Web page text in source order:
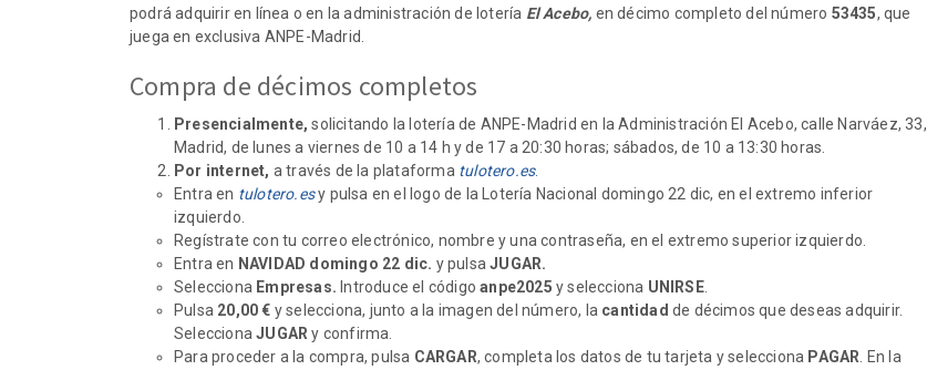
podrá adquirir en línea o en la administración de lotería El Acebo, en décimo completo del número 53435, que
juega en exclusiva ANPE-Madrid.
Compra de décimos completos
Presencialmente, solicitando la lotería de ANPE-Madrid en la Administración El Acebo, calle Narváez, 33,
Madrid, de lunes a viernes de 10 a 14 h y de 17 a 20:30 horas; sábados, de 10 a 13:30 horas.
Por internet, a través de la plataforma tulotero.es.
Entra en tulotero.esy pulsa en el logo de la Lotería Nacional domingo 22 dic, en el extremo inferior
izquierdo.
Regístrate con tu correo electrónico, nombre y una contraseña, en el extremo superior izquierdo.
Entra en NAVIDAD domingo 22 dic. y pulsaJUGAR.
Selecciona Empresas. Introduce el códigoanpe2025 y selecciona UNIRSE.
Pulsa 20,00 € y selecciona, junto a la imagen del número, la cantidad de décimos que deseas adquirir.
SeleccionaJUGAR y confirma.
Para proceder a la compra, pulsa CARGAR, completa los datos de tu tarjeta y selecciona PAGAR . En la